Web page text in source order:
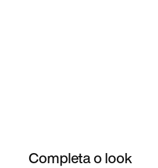
Completa o look